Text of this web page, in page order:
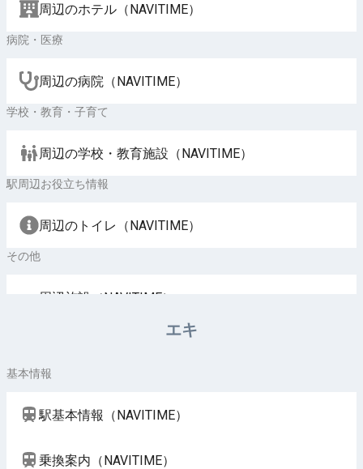
周辺のホテル（NAVITIME）
病院・医療
周辺の病院（NAVITIME）
学校・教育・子育て
周辺の学校・教育施設（NAVITIME）
駅周辺お役立ち情報
周辺のトイレ（NAVITIME）
その他
周辺施設（NAVITIME）
エキ
基本情報
駅基本情報（NAVITIME）
乗換案内（NAVITIME）